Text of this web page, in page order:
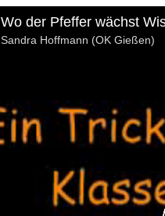
Wo der Pfeffer wächst
Sandra Hoffmann (OK Gießen)